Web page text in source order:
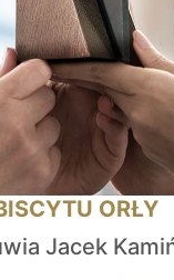
ORŁY
Jacek